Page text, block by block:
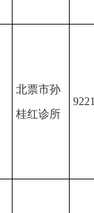
北票市孙
桂红诊所